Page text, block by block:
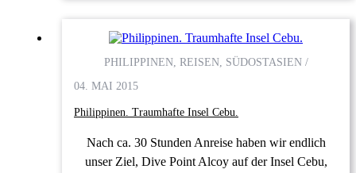
PHILIPPINEN, REISEN, SÜDOSTASIEN /
04. MAI 2015
Philippinen. Traumhafte Insel Cebu.
Nach ca. 30 Stunden Anreise haben wir endlich
unser Ziel, Dive Point Alcoy auf der Insel Cebu,